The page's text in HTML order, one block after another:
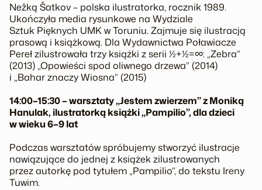
Nežką Šatkov – polska ilustratorka, rocznik 1989.
Ukończyła media rysunkowe na Wydziale
Sztuk Pięknych UMK w Toruniu. Zajmuje się ilustracją
prasową i książkową. Dla Wydawnictwa Poławiacze
Pereł zilustrowała trzy książki z serii ½+½=∞: „Zebra”
(2013) „Opowieści spod oliwnego drzewa” (2014)
i „Bahar znaczy Wiosna” (2015)
14:00–15:30 – warsztaty „Jestem zwierzem” z Moniką
Hanulak, ilustratorką książki „Pampilio”, dla dzieci
w wieku 6–9 lat
Podczas warsztatów spróbujemy stworzyć ilustracje
nawiązujące do jednej z książek zilustrowanych
przez autorkę pod tytułem „Pampilio”, do tekstu Ireny
Tuwim.